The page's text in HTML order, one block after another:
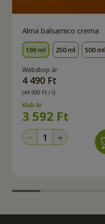
Alma balsamico crema
100 ml 250 ml 500 ml
Webshop ár
4 490 Ft
(44 900 Ft / l)
Klub ár
3 592 Ft